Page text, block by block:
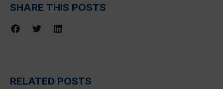
SHARE THIS POSTS
RELATED POSTS